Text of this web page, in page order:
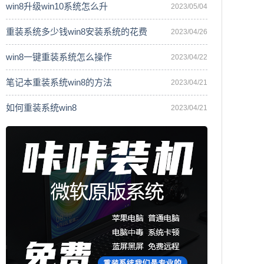
win8升级win10系统怎么升 2023/05/04
重装系统多少钱win8安装系统的花费 2023/04/26
win8一键重装系统怎么操作 2023/04/22
笔记本重装系统win8的方法 2023/04/21
如何重装系统win8 2023/04/21